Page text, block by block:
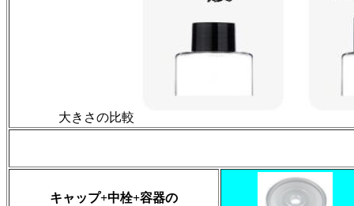
大きさの比較
キャップ+中栓+容器の